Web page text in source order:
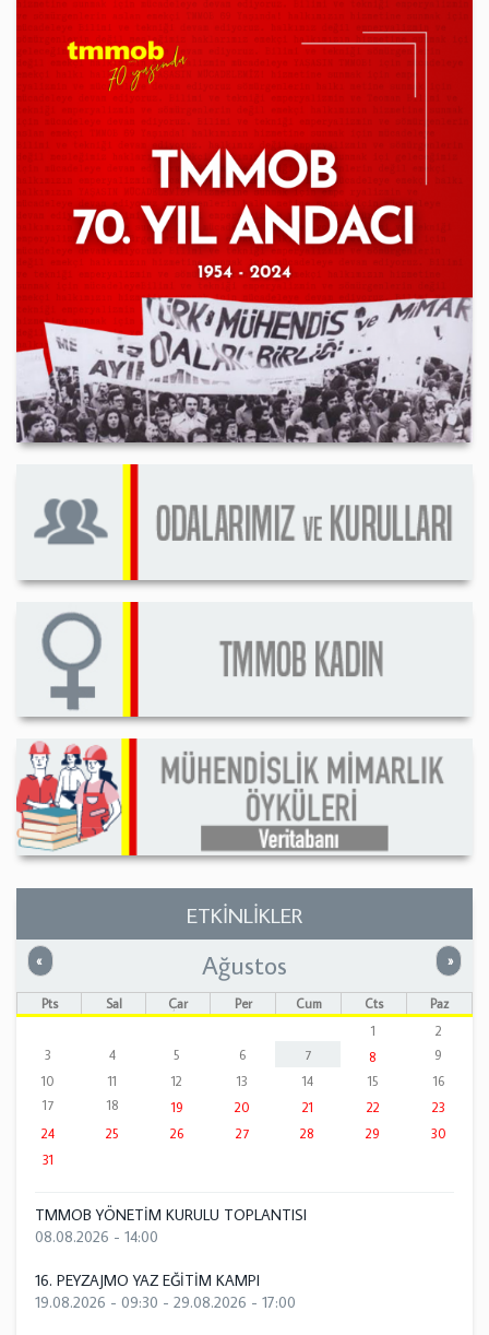
ETKİNLİKLER
« Önceki »
Ağustos
Pts Sal Çar Per Cum Cts
Paz
1
2
3
4 5 6 7 8
9
10
11 12 13 14 15
16
17
18 19 20 21 22
23
24
25 26 27 28 29
30
31
TMMOB YÖNETİM KURULU TOPLANTISI
08.08.2026 - 14:00
16. PEYZAJMO YAZ EĞİTİM KAMPI
19.08.2026 - 09:30 - 29.08.2026 - 17:00